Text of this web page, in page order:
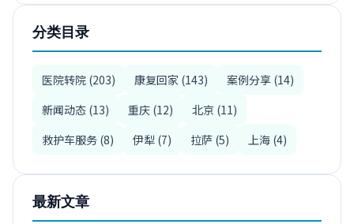
分类目录
医院转院 (203) 康复回家 (143)
案例分享 (14)
新闻动态 (13)
重庆 (12)
北京 (11)
救护车服务 (8)
伊犁 (7) 拉萨 (5) 上海 (4)
最新文章